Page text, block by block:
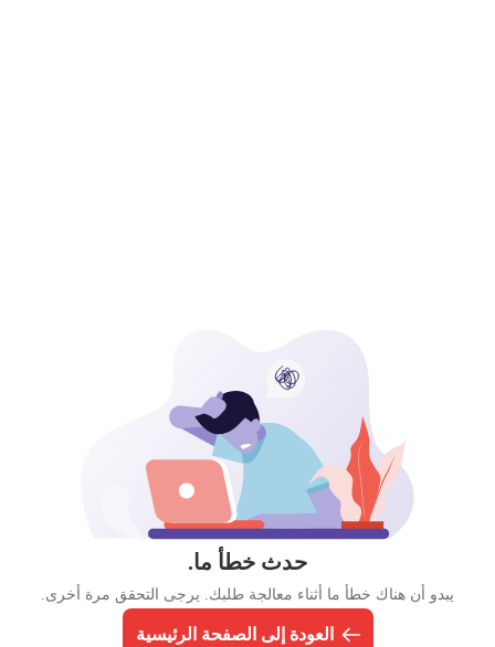
حدث خطأ ما.
يبدو أن هناك خطأ ما أثناء معالجة طلبك. يرجى التحقق مرة أخرى.
العودة إلى الصفحة الرئيسية